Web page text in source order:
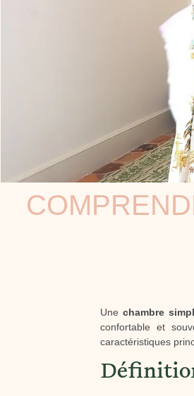
Unechambre
confortable et
caractéristiques